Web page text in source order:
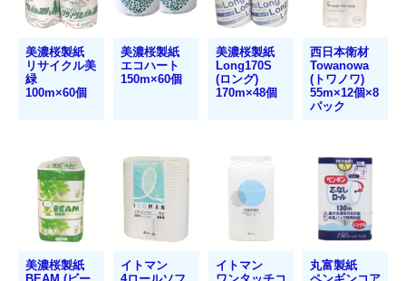
キッチンペーパー
ペーパータオル
トイレットペーパー
ポリ袋
レジ袋・チャック袋等
たわし・スポンジ
ラップ・ホイル
美濃桜製紙
リサイクル美
緑
100m×60個
美濃桜製紙
エコハート
150m×60個
美濃桜製紙
Long170S
(ロング)
170m×48個
西日本衛材
Towanowa
(トワノワ)
55m×12個×8
パック
美濃桜製紙
イトマン
イトマン
丸富製紙